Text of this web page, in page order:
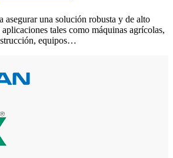
asegurar una solución robusta y de alto
tales como máquinas agrícolas,
equipos…